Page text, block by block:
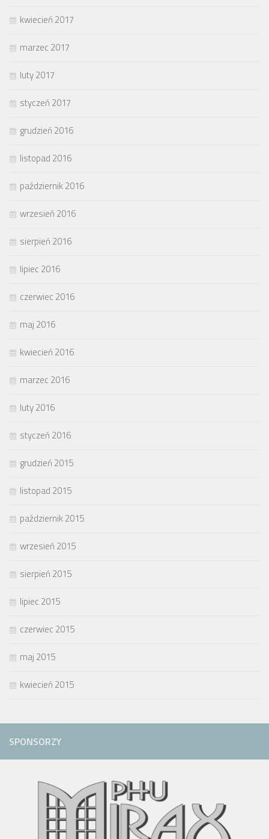
kwiecień 2017
marzec 2017
luty 2017
styczeń 2017
grudzień 2016
listopad 2016
październik 2016
wrzesień 2016
sierpień 2016
lipiec 2016
czerwiec 2016
maj 2016
kwiecień 2016
marzec 2016
luty 2016
styczeń 2016
grudzień 2015
listopad 2015
październik 2015
wrzesień 2015
sierpień 2015
lipiec 2015
czerwiec 2015
maj 2015
kwiecień 2015
SPONSORZY